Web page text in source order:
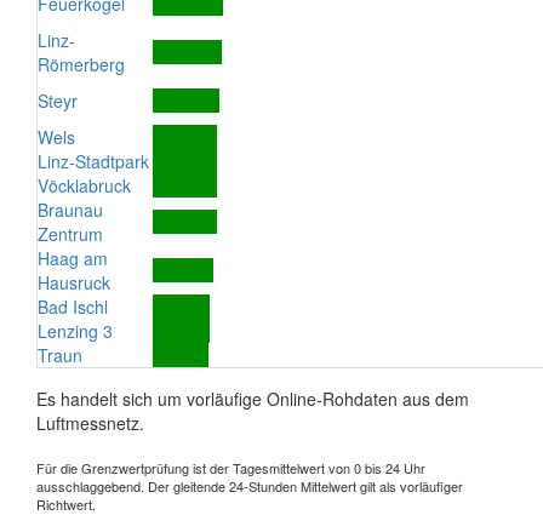
Linz-
Römerberg
Steyr
Wels
Linz-Stadtpark
Vöcklabruck
Braunau
Zentrum
Haag am
Hausruck
Bad Ischl
Lenzing 3
Traun
Es handelt sich um vorläufige Online-Rohdaten aus dem
Luftmessnetz.
Für die Grenzwertprüfung ist der Tagesmittelwert von 0 bis 24 Uhr
ausschlaggebend. Der gleitende 24-Stunden Mittelwert gilt als vorläufiger
Richtwert.